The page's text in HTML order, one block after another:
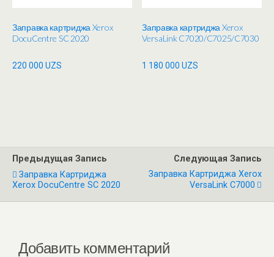
Заправка картриджа Xerox
DocuCentre SC 2020
220 000 UZS
Заправка картриджа Xerox
VersaLink C7020/C7025/C7030
1 180 000UZS
Предыдущая Запись
Заправка Картриджа
Xerox DocuCentre SC 2020
Следующая Запись
Заправка Картриджа Xerox
VersaLink C7000
Добавить комментарий